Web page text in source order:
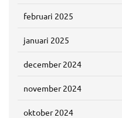
februari 2025
januari 2025
december 2024
november 2024
oktober 2024